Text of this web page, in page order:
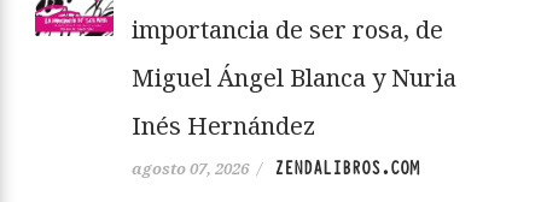
importancia de ser rosa, de
Miguel Ángel Blanca y Nuria
Inés Hernández
agosto 07, 2026 / ZENDALIBROS.COM